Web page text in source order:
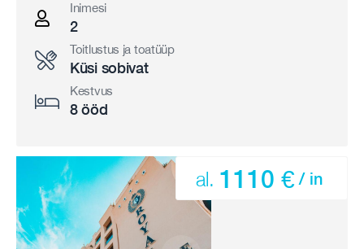
Inimesi
2
Toitlustus ja toatüüp
Küsi sobivat
Kestvus
8 ööd
al. 1110 € / in